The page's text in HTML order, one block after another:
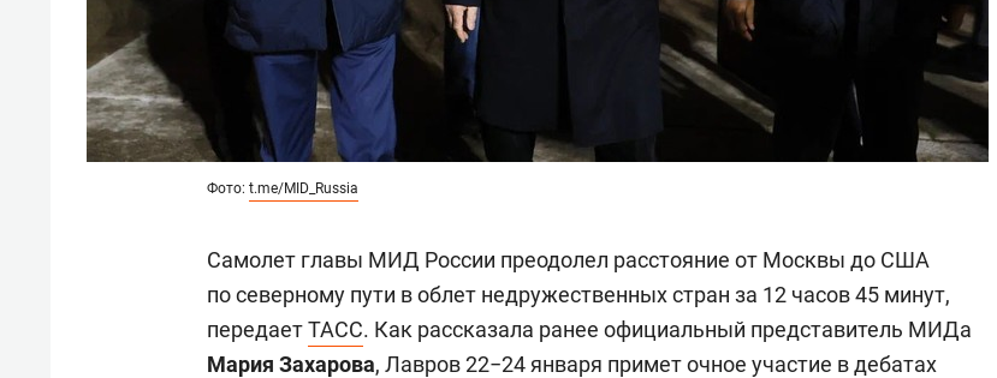
Фото: t.me/MID_Russia
Самолет главы МИД России преодолел расстояние от Москвы до США
по северному пути в облет недружественных стран за 12 часов 45 минут,
передаетТАСС. Как рассказала ранее официальный представитель МИДа
Мария Захарова, Лавров 22−24 января примет очное участие в дебатах